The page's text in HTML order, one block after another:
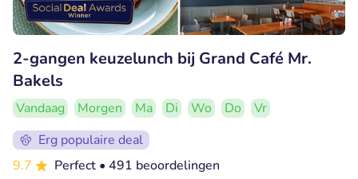
2-gangen keuzelunch bij Grand Café Mr.
Bakels
Vandaag Morgen Ma Di Wo Do
Vr
Erg populaire deal
9.7
Perfect • 491 beoordelingen